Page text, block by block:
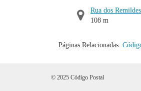
Rua dos Remildes
108 m
Páginas Relacionadas:
© 2025 Código Postal